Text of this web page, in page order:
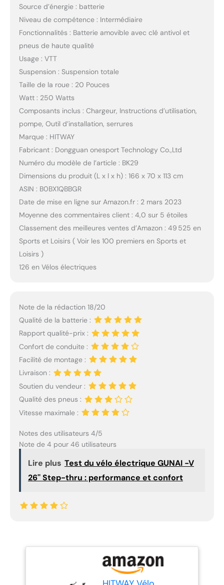
Source d’énergie : batterie
Niveau de compétence : Intermédiaire
Fonctionnalités : Batterie amovible avec clé antivol et
pneus de haute qualité
Usage : VTT
Suspension : Suspension totale
Taille de la roue : 20 Pouces
Watt : 250 Watts
Composants inclus : Chargeur, Instructions d’utilisation,
pompe, Outil d’installation, serrures
Marque : HITWAY
Fabricant : Dongguan onesport Technology Co.,Ltd
Numéro du modèle de l’article : BK29
Dimensions du produit (L x l x h) : 166 x 70 x 113 cm
ASIN : B0BX1QBBGR
Date de mise en ligne sur Amazon.fr : 2 mars 2023
Moyenne des commentaires client : 4,0 sur 5 étoiles
Classement des meilleures ventes d’Amazon : 49 525 en
Sports et Loisirs ( Voir les 100 premiers en Sports et
Loisirs )
126 en Vélos électriques
Note de la rédaction 18/20
Qualité de la batterie :
Rapport qualité-prix :
Confort de conduite :
Facilité de montage :
Livraison :
Soutien du vendeur :
Qualité des pneus :
Vitesse maximale :
Notes des utilisateurs 4/5
Note de 4 pour 46 utilisateurs
Lire plus Test du vélo électrique GUNAI -V
26'' Step-thru : performance et confort